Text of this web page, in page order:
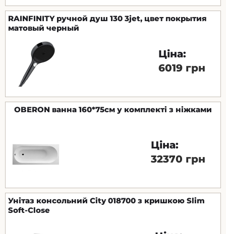
RAINFINITY ручной душ 130 3jet, цвет покрытия
матовый черный
Ціна:
6019 грн
OBERON ванна 160*75см у комплекті з ніжками
Ціна:
32370 грн
Унітаз консольний City 018700 з кришкою Slim
Soft-Close